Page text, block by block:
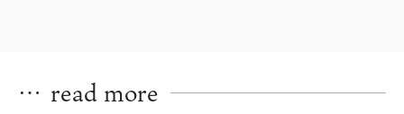
… read more